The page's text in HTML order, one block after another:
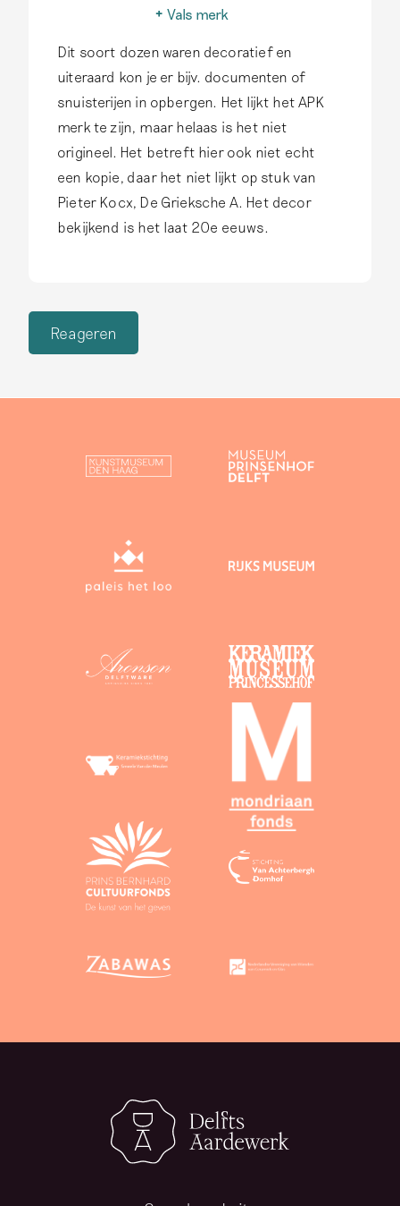
geproduceerd.
fabrieken in binnen- en
goedkopere
productietechnieken. Dit
aardewerk valt buiten de
scope van deze site.Lees
meer
Een belangrijk kenmerk van
aardewerk is dat
het handgeschilderd is.
Druktechnieken komen op
dit aardewerk niet voor.
Lees meer
Vals merk
een financiële prikkel om
recenter gemaakt
aardewerk te verkopen als
antiek Delfts aardewerk,
soms zelfs voorzien van
valse Delftse
fabrieksmerken. Lees
Dit soort dozen waren decoratief en
uiteraard kon je er bijv. documenten of
snuisterijen in opbergen. Het lijkt het APK
merk te zijn, maar helaas is het niet
origineel. Het betreft hier ook niet echt
een kopie, daar het niet lijkt op stuk van
Pieter Kocx, De Grieksche A. Het decor
bekijkend is het laat 20e eeuws.
Reageren